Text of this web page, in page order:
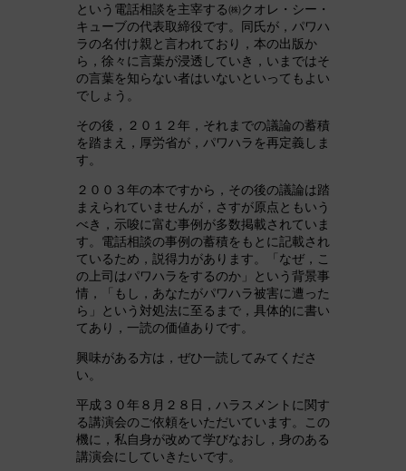
という電話相談を主宰する㈱クオレ・シー・
キューブの代表取締役です。同氏が，パワハ
ラの名付け親と言われており，本の出版か
ら，徐々に言葉が浸透していき，いまではそ
の言葉を知らない者はいないといってもよい
でしょう。
その後，２０１２年，それまでの議論の蓄積
を踏まえ，厚労省が，パワハラを再定義しま
す。
２００３年の本ですから，その後の議論は踏
まえられていませんが，さすが原点ともいう
べき，示唆に富む事例が多数掲載されていま
す。電話相談の事例の蓄積をもとに記載され
ているため，説得力があります。「なぜ，こ
の上司はパワハラをするのか」という背景事
情，「もし，あなたがパワハラ被害に遭った
ら」という対処法に至るまで，具体的に書い
てあり，一読の価値ありです。
興味がある方は，ぜひ一読してみてくださ
い。
平成３０年８月２８日，ハラスメントに関す
る講演会のご依頼をいただいています。この
機に，私自身が改めて学びなおし，身のある
講演会にしていきたいです。